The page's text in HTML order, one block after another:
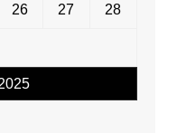
26 27 28